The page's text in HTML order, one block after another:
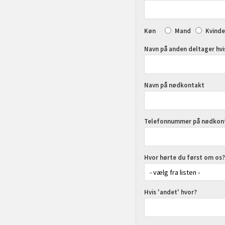
Køn Mand Kvinde
Navn på anden deltager
Navn på nødkontakt
Telefonnummer på
Hvor hørte du først om os?
Hvis 'andet' hvor?